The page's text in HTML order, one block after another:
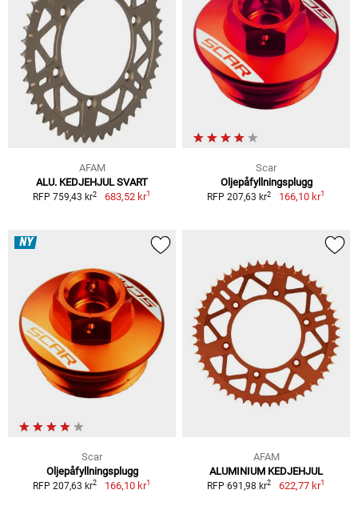
AFAM
ALU. KEDJEHJUL SVART
RFP 759,43 kr2 683,52 kr1
Scar
Oljepåfyllningsplugg
RFP 207,63 kr2 166,10 kr1
NY
Scar
Oljepåfyllningsplugg
RFP 207,63 kr2 166,10 kr1
AFAM
ALUMINIUM KEDJEHJUL
RFP 691,98 kr2 622,77 kr1